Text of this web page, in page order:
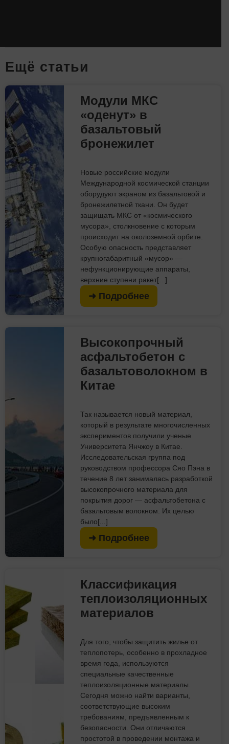
Eщё статьи
Модули МКС
«оденут» в
базальтовый
бронежилет
Новые российские модули
Международной космической станции
оборудуют экраном из базальтовой и
бронежилетной ткани. Он будет
защищать МКС от «космического
мусора», столкновение с которым
происходит на околоземной орбите.
Особую опасность представляет
крупногабаритный «мусор» —
нефункционирующие аппараты,
верхние ступени ракет[...]
➜ Подробнее
Высокопрочный
асфальтобетон с
базальтоволокном в
Китае
Так называется новый материал,
который в результате многочисленных
экспериментов получили ученые
Университета Янчжоу в Китае.
Исследовательская группа под
руководством профессора Сяо Пэна в
течение 8 лет занималась разработкой
высокопрочного материала для
покрытия дорог — асфальтобетона с
базальтовым волокном. Их целью
было[...]
➜ Подробнее
Классификация
теплоизоляционных
материалов
Для того, чтобы защитить жилье от
теплопотерь, особенно в прохладное
время года, используются
специальные качественные
теплоизоляционные материалы.
Сегодня можно найти варианты,
соответствующие высоким
требованиям, предъявленным к
безопасности. Они отличаются
простотой в проведении монтажа и